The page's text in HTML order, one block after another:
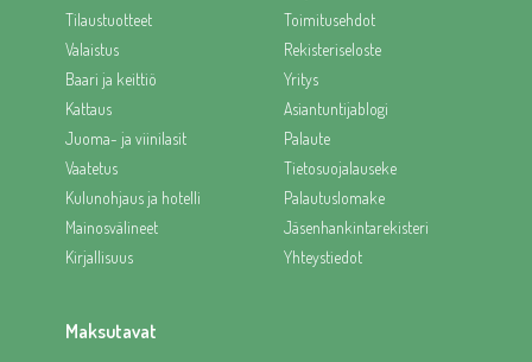
Tilaustuotteet
Valaistus
Baari ja keittiö
Kattaus
Juoma- ja viinilasit
Vaatetus
Kulunohjaus ja hotelli
Mainosvälineet
Kirjallisuus
Toimitusehdot
Rekisteriseloste
Yritys
Asiantuntijablogi
Palaute
Tietosuojalauseke
Palautuslomake
Jäsenhankintarekisteri
Yhteystiedot
Maksutavat